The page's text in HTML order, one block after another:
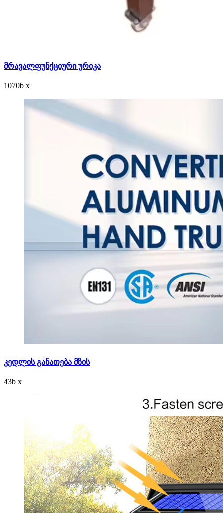
მრავალფუნქციური ურიკა
1070b x
კედლის განათება მზის
43b x